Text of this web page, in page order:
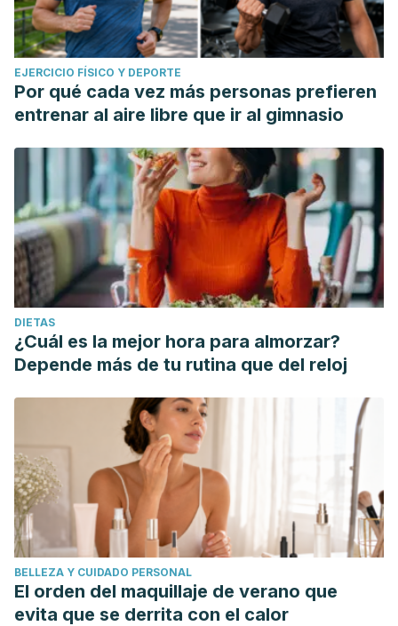
EJERCICIO FÍSICO Y DEPORTE
Por qué cada vez más personas prefieren
entrenar al aire libre que ir al gimnasio
DIETAS
¿Cuál es la mejor hora para almorzar?
Depende más de tu rutina que del reloj
BELLEZA Y CUIDADO PERSONAL
El orden del maquillaje de verano que
evita que se derrita con el calor